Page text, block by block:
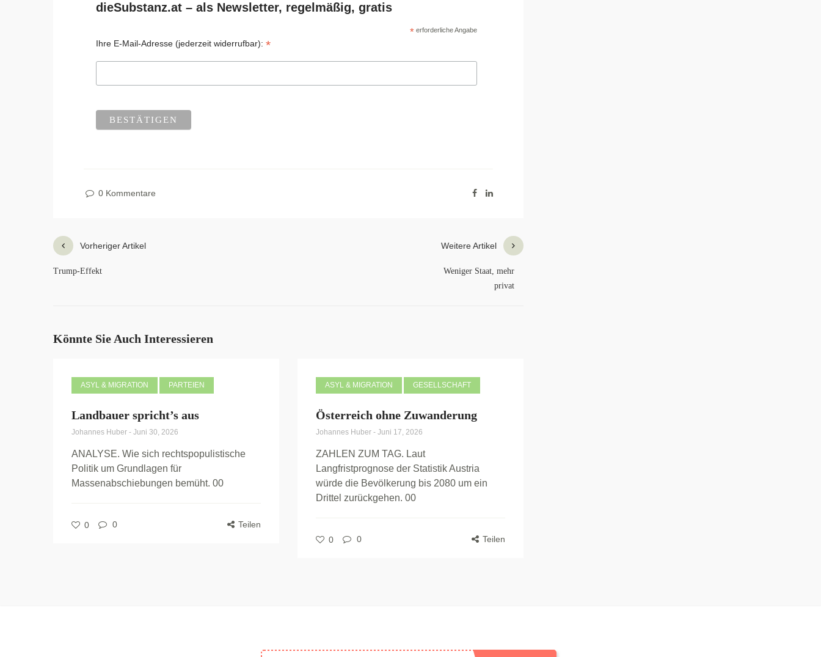
dieSubstanz.at – als Newsletter, regelmäßig, gratis
* erforderliche Angabe
Ihre E-Mail-Adresse (jederzeit widerrufbar):*
0 Kommentare
Vorheriger Artikel
Trump-Effekt
Weitere Artikel
Weniger Staat, mehr
privat
Könnte Sie Auch Interessieren
ASYL & MIGRATION PARTEIEN
Landbauer spricht’s aus
Johannes Huber - Juni 30, 2026
ANALYSE. Wie sich rechtspopulistische
Politik um Grundlagen für
Massenabschiebungen bemüht. 00
0 0 Teilen
ASYL & MIGRATION GESELLSCHAFT
Österreich ohne Zuwanderung
Johannes Huber - Juni 17, 2026
ZAHLEN ZUM TAG. Laut
Langfristprognose der Statistik Austria
würde die Bevölkerung bis 2080 um ein
Drittel zurückgehen. 00
0 0 Teilen